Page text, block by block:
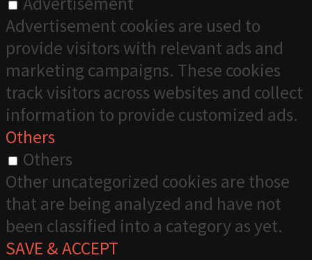
Advertisement cookies are used to
provide visitors with relevant ads and
marketing campaigns. These cookies
track visitors across websites and collect
information to provide customized ads.
Others
Others
Other uncategorized cookies are those
that are being analyzed and have not
been classified into a category as yet.
SAVE & ACCEPT